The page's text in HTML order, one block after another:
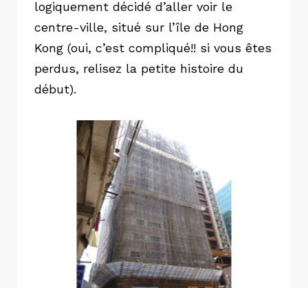
logiquement décidé d’aller voir le
centre-ville, situé sur l’île de Hong
Kong (oui, c’est compliqué!! si vous êtes
perdus, relisez la petite histoire du
début).